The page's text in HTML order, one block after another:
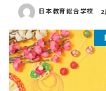
日本教育総合学校